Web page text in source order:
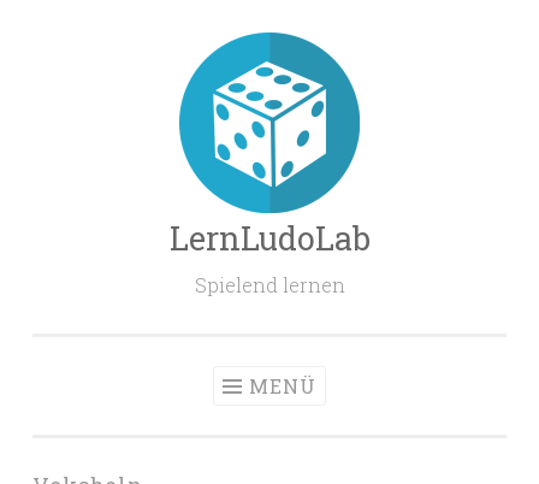
LernLudoLab
Spielend lernen
MENÜ